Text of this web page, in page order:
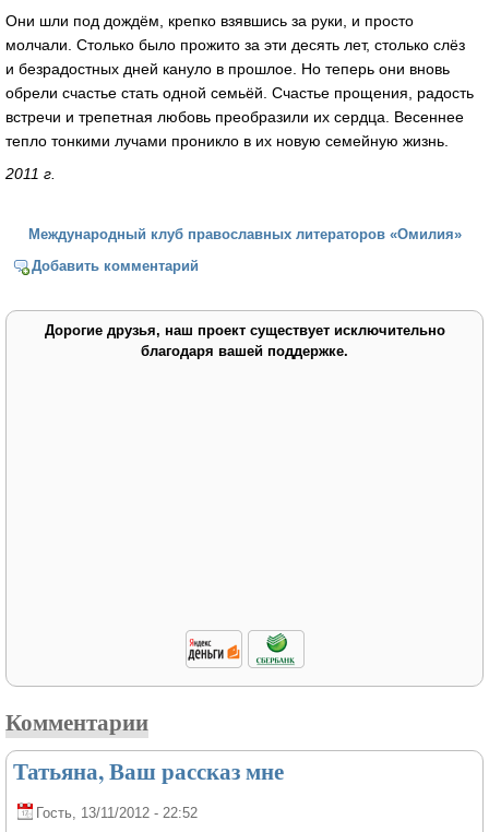
Они шли под дождём, крепко взявшись за руки, и просто
молчали. Столько было прожито за эти десять лет, столько слёз
и безрадостных дней кануло в прошлое. Но теперь они вновь
обрели счастье стать одной семьёй. Счастье прощения, радость
встречи и трепетная любовь преобразили их сердца. Весеннее
тепло тонкими лучами проникло в их новую семейную жизнь.
2011 г.
Международный клуб православных литераторов «Омилия»
Добавить комментарий
Дорогие друзья, наш проект существует исключительно
благодаря вашей поддержке.
Комментарии
Татьяна, Ваш рассказ мне
Гость , 13/11/2012 - 22:52